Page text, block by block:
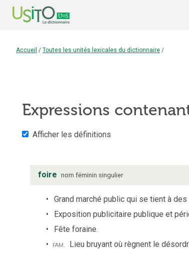
Accueil / Toutes les unités lexicales du dictionnaire /
Expressions
Afficher les définitions
foire nom féminin singulier
Grand marché public qui se tient à
Exposition publicitaire publique et
Fête foraine.
fam. Lieu bruyant où règnent le